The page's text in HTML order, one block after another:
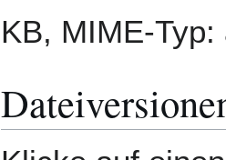
KB, MIME-Typ: